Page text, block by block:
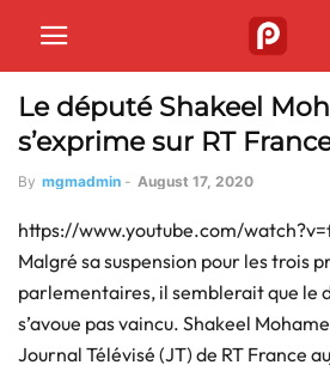
Le député Shakeel
s’exprime sur RT
By mgmadmin - August 17, 2020
https://www.youtube.com/
Malgré sa suspension pour les trois
parlementaires, il semblerait que le
s’avoue pas vaincu. Shakeel
Journal Télévisé (JT) de RT France